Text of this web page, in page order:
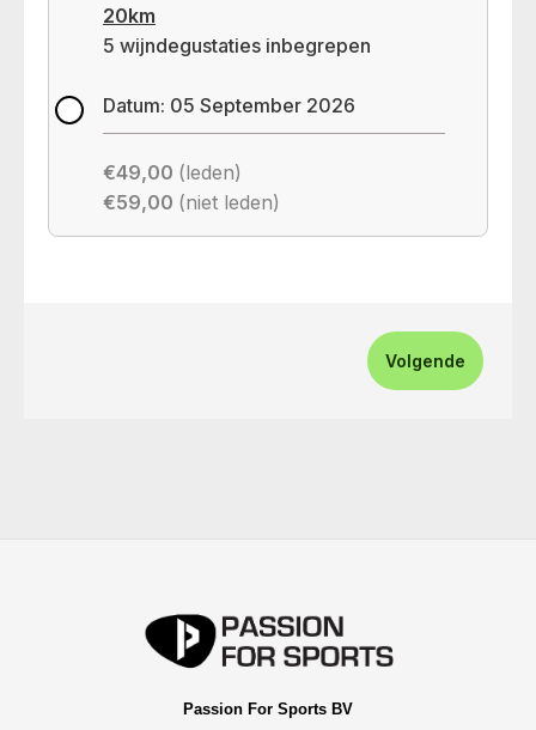
20km
5 wijndegustaties inbegrepen
Datum: 05 September 2026
€49,00 (leden)
€59,00 (niet leden)
Volgende
Passion For Sports BV